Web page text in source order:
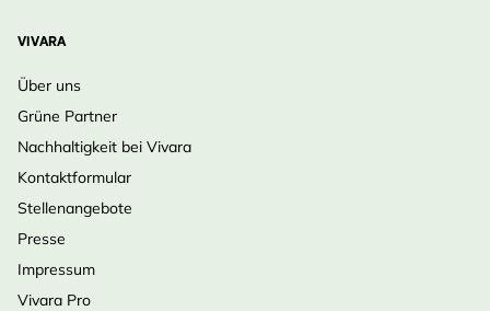
VIVARA
Über uns
Grüne Partner
Nachhaltigkeit bei Vivara
Kontaktformular
Stellenangebote
Presse
Impressum
Vivara Pro